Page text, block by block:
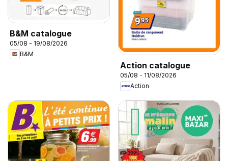
B&M catalogue
05/08 - 19/08/2026
B&M
Action catalogue
05/08 - 11/08/2026
Action